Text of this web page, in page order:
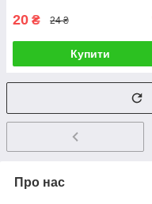
20 ₴ 24 ₴
Купити
Про нас